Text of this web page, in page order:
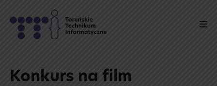
content
Konkurs na film